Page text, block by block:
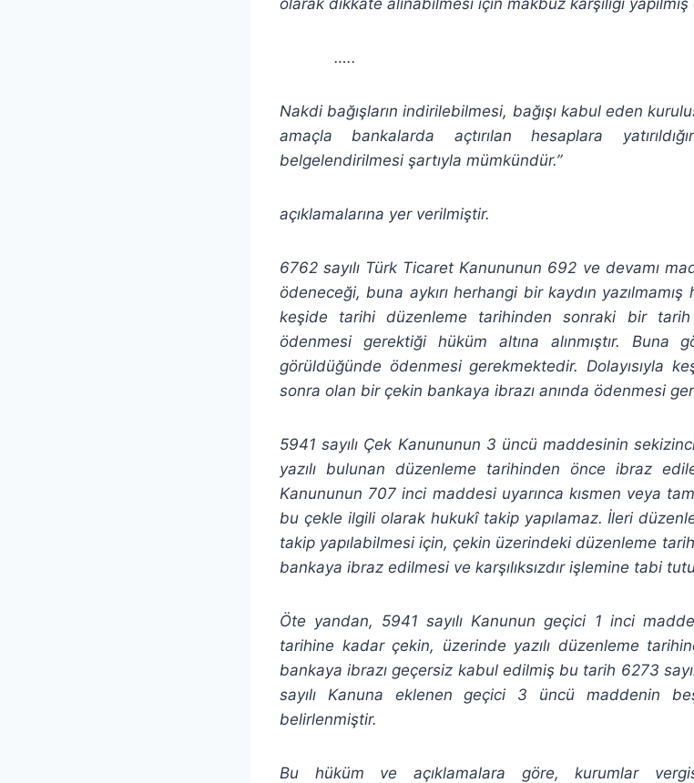
…..
Nakdi bağışların indirilebilmesi, bağışı kabul eden
amaçla bankalarda açtırılan hesaplara
belgelendirilmesi şartıyla mümkündür.”
açıklamalarına yer verilmiştir.
6762 sayılı Türk Ticaret Kanununun 692 ve devamı
ödeneceği, buna aykırı herhangi bir kaydın
keşide tarihi düzenleme tarihinden sonraki bir
ödenmesi gerektiği hüküm altına alınmıştır. Buna
görüldüğünde ödenmesi gerekmektedir. Dolayısıyla
sonra olan bir çekin bankaya ibrazı anında ödenmesi
5941 sayılı Çek Kanununun 3 üncü maddesinin
yazılı bulunan düzenleme tarihinden önce ibraz
Kanununun 707 inci maddesi uyarınca kısmen veya
bu çekle ilgili olarak hukukî takip yapılamaz. İleri
takip yapılabilmesi için, çekin üzerindeki düzenleme
bankaya ibraz edilmesi ve karşılıksızdır işlemine tabi
Öte yandan, 5941 sayılı Kanunun geçici 1 inci
tarihine kadar çekin, üzerinde yazılı düzenleme
bankaya ibrazı geçersiz kabul edilmiş bu tarih 6273
sayılı Kanuna eklenen geçici 3 üncü maddenin
belirlenmiştir.
Bu hüküm ve açıklamalara göre, kurumlar